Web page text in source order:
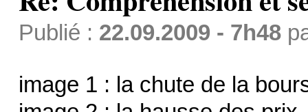
Publié : 22.09.2009 - 7h48
image 1 : la chute de la